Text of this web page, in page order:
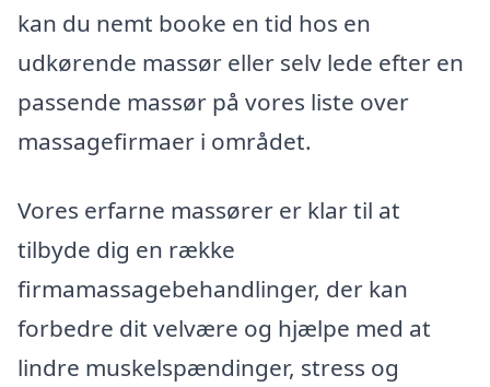
kan du nemt booke en tid hos en
udkørende massør eller selv lede efter en
passende massør på vores liste over
massagefirmaer i området.
Vores erfarne massører er klar til at
tilbyde dig en række
firmamassagebehandlinger, der kan
forbedre dit velvære og hjælpe med at
lindre muskelspændinger, stress og